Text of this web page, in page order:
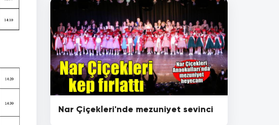
Nar Çiçekleri'nde mezuniyet sevinci